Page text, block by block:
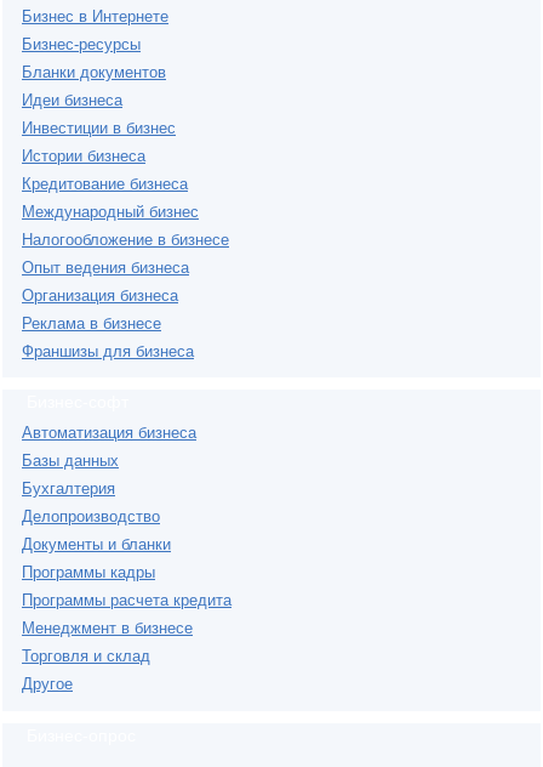
Бизнес в Интернете
Бизнес-ресурсы
Бланки документов
Идеи бизнеса
Инвестиции в бизнес
Истории бизнеса
Кредитование бизнеса
Международный бизнес
Налогообложение в бизнесе
Опыт ведения бизнеса
Организация бизнеса
Реклама в бизнесе
Франшизы для бизнеса
Автоматизация бизнеса
Базы данных
Бухгалтерия
Делопроизводство
Документы и бланки
Программы кадры
Программы расчета кредита
Менеджмент в бизнесе
Торговля и склад
Другое